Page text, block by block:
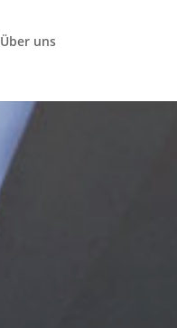
Über uns